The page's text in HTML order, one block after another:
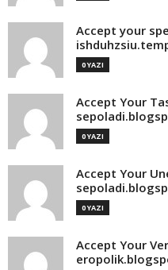
Accept your
0 YAZI
Accept Your
0 YAZI
Accept Your
0 YAZI
Accept Your